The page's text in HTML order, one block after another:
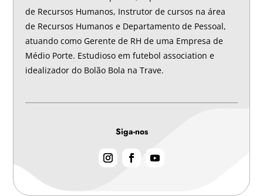
de Recursos Humanos, Instrutor de cursos na área
de Recursos Humanos e Departamento de Pessoal,
atuando como Gerente de RH de uma Empresa de
Médio Porte. Estudioso em futebol association e
idealizador do Bolão Bola na Trave.
Siga-nos